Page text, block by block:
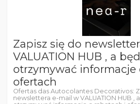
Zapisz się do
VALUATION HUB , a
otrzymywać informacje
ofertach
Ofertas das Autocolantes Decorativos:
newslettera e-mail w VALUATION HUB ,